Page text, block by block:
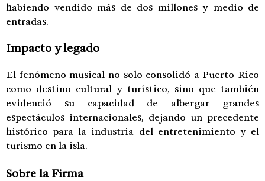
habiendo vendido más de dos millones y medio de
entradas.
Impacto y legado
El fenómeno musical no solo consolidó a Puerto Rico
como destino cultural y turístico, sino que también
evidenció su capacidad de albergar grandes
espectáculos internacionales, dejando un precedente
histórico para la industria del entretenimiento y el
turismo en la isla.
Sobre la Firma